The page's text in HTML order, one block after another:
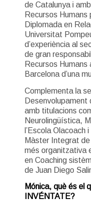
de Catalunya i
Recursos
Diplomada en
Universitat
d’experiència al
de gran
Recursos
Barcelona d’una
Complementa la
Desenvolupament
amb titulacions
Neurolingüística,
l’Escola Olacoach i
Màster Integrat
més organitzativa
en Coaching
de Juan Diego
Mónica, què és el
INVÉNTATE?